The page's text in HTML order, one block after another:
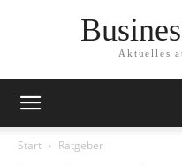
Aktuelles
Start Ratgeber